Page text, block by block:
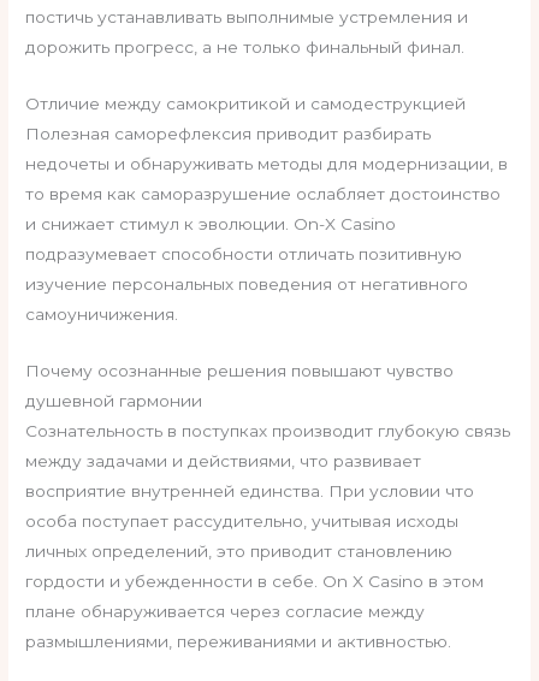
постичь устанавливать выполнимые устремления и
дорожить прогресс, а не только финальный финал.
Отличие между самокритикой и самодеструкцией
Полезная саморефлексия приводит разбирать
недочеты и обнаруживать методы для модернизации, в
то время как саморазрушение ослабляет достоинство
и снижает стимул к эволюции. On-X Casino
подразумевает способности отличать позитивную
изучение персональных поведения от негативного
самоуничижения.
Почему осознанные решения повышают чувство
душевной гармонии
Сознательность в поступках производит глубокую связь
между задачами и действиями, что развивает
восприятие внутренней единства. При условии что
особа поступает рассудительно, учитывая исходы
личных определений, это приводит становлению
гордости и убежденности в себе. On X Casino в этом
плане обнаруживается через согласие между
размышлениями, переживаниями и активностью.